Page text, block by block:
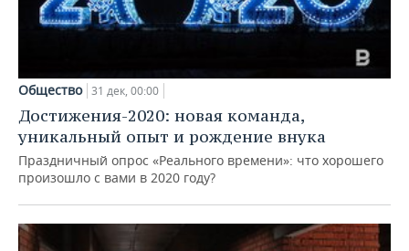
Общество 31 дек, 00:00
Достижения-2020: новая команда,
уникальный опыт и рождение внука
Праздничный опрос «Реального времени»: что хорошего
произошло с вами в 2020 году?